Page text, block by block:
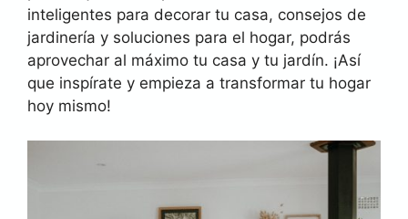
inteligentes para decorar tu casa, consejos de
jardinería y soluciones para el hogar, podrás
aprovechar al máximo tu casa y tu jardín. ¡Así
que inspírate y empieza a transformar tu hogar
hoy mismo!